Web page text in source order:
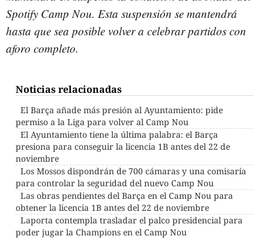
Spotify Camp Nou. Esta suspensión se mantendrá
hasta que sea posible volver a celebrar partidos con
aforo completo.
Noticias relacionadas
El Barça añade más presión al Ayuntamiento: pide
permiso a la Liga para volver al Camp Nou
El Ayuntamiento tiene la última palabra: el Barça
presiona para conseguir la licencia 1B antes del 22 de
noviembre
Los Mossos dispondrán de 700 cámaras y una comisaría
para controlar la seguridad del nuevo Camp Nou
Las obras pendientes del Barça en el Camp Nou para
obtener la licencia 1B antes del 22 de noviembre
Laporta contempla trasladar el palco presidencial para
poder jugar la Champions en el Camp Nou